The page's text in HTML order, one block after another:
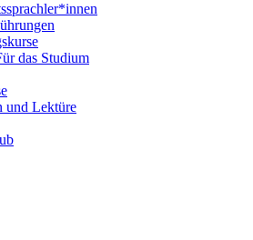
das Studium
und Lektüre